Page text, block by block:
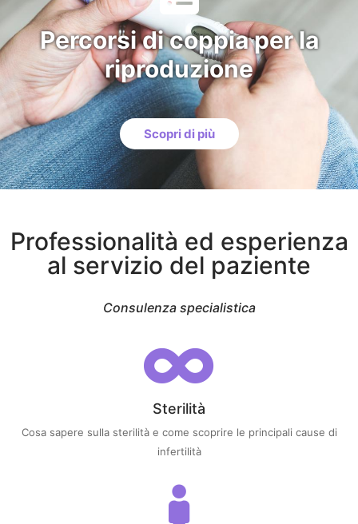
Percorsi di coppia per la
riproduzione
Scopri di più
Professionalità ed esperienza
al servizio del paziente
Consulenza specialistica
Sterilità
Cosa sapere sulla sterilità e come scoprire le principali cause di
infertilità